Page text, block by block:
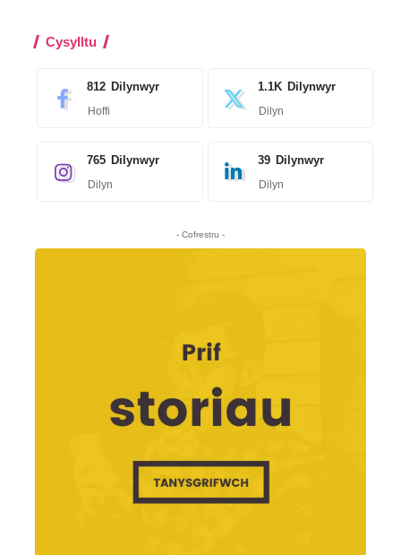
Cysylltu
812 Dilynwyr
Hoffi
1.1K Dilynwyr
Dilyn
765 Dilynwyr
Dilyn
39 Dilynwyr
Dilyn
- Cofrestru -